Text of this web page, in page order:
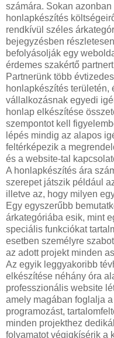
számára. Sokan
honlapkészítés
rendkívül széles
bejegyzésben
befolyásolják egy
érdemes szakértő
Partnerünk több
honlapkészítés területén,
vállalkozásnak egyedi
honlap elkészítése
szempontot kell
lépés mindig az alapos
feltérképezik a
és a website-tal
A honlapkészítés ára
szerepet játszik például
illetve az, hogy milyen
Egy egyszerűbb
árkategóriába esik, mint
speciális funkciókat
esetben személyre
az adott projekt minden
Az egyik leggyakoribb
elkészítése néhány óra
professzionális website
amely magában foglalja
programozást,
minden projekthez
folyamatot végigkísérik a